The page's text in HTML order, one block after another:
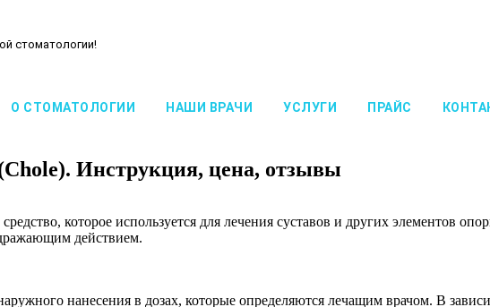
стоматологии!
О СТОМАТОЛОГИИ НАШИ ВРАЧИ УСЛУГИ ПРАЙС
Инструкция, цена, отзывы
которое используется для лечения суставов и других элементов
действием.
нанесения в дозах, которые определяются лечащим врачом. В